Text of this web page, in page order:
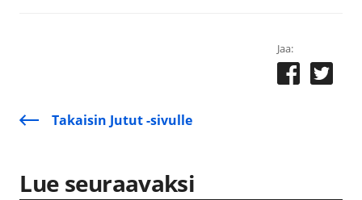
Jaa:
Takaisin Jutut -sivulle
Lue seuraavaksi